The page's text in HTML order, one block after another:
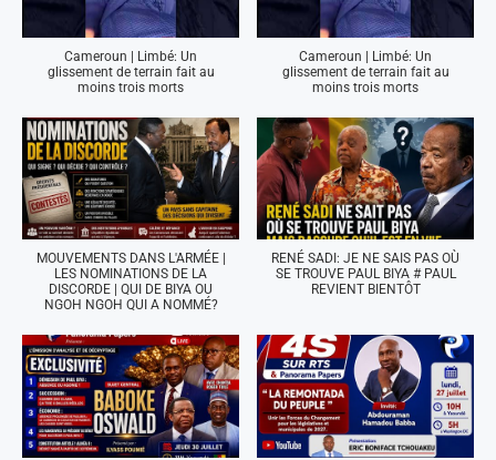
Cameroun | Limbé: Un
glissement de terrain fait au
moins trois morts
Cameroun | Limbé: Un
glissement de terrain fait au
moins trois morts
MOUVEMENTS DANS L'ARMÉE |
LES NOMINATIONS DE LA
DISCORDE | QUI DE BIYA OU
NGOH NGOH QUI A NOMMÉ?
RENÉ SADI: JE NE SAIS PAS OÙ
SE TROUVE PAUL BIYA # PAUL
REVIENT BIENTÔT